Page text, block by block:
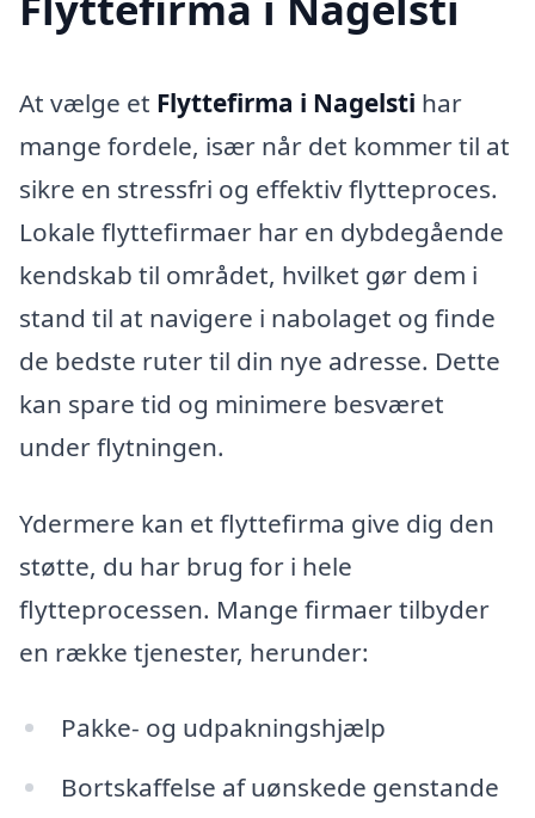
At vælge et Flyttefirma i Nagelsti har
mange fordele, især når det kommer til at
sikre en stressfri og effektiv flytteproces.
Lokale flyttefirmaer har en dybdegående
kendskab til området, hvilket gør dem i
stand til at navigere i nabolaget og finde
de bedste ruter til din nye adresse. Dette
kan spare tid og minimere besværet
under flytningen.
Ydermere kan et flyttefirma give dig den
støtte, du har brug for i hele
flytteprocessen. Mange firmaer tilbyder
en række tjenester, herunder:
Pakke- og udpakningshjælp
Bortskaffelse af uønskede genstande